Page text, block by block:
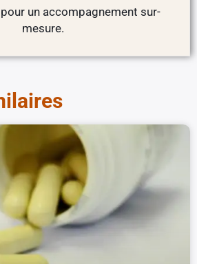
un accompagnement sur-
mesure.